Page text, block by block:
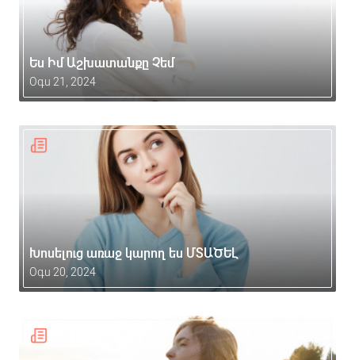
Ես Իմ Աշխատանքը Չեմ
Օգս 21, 2024
Խոսելուց առաջ կարող ես ՄՏԱԾԵԼ
Օգս 20, 2024